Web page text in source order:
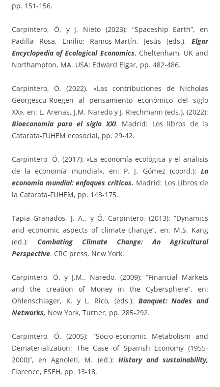
pp. 151-156.
Carpintero, Ó, y J. Nieto (2023): “Spaceship Earth”, en
Padilla Rosa, Emilio; Ramos-Martín, Jesús (eds.), Elgar
Encyclopedia of Ecological Economics, Cheltenham, UK and
Northampton, MA. USA: Edward Elgar, pp. 482-486.
Carpintero, Ó. (2022). «Las contribuciones de Nicholas
Georgescu-Roegen al pensamiento económico del siglo
XX», en: L. Arenas, J.M. Naredo y J. Riechmann (eds.), (2022):
Bioeconomía para el siglo XXI. Madrid: Los libros de la
Catarata-FUHEM ecosocial, pp. 29-42.
Carpintero, Ó, (2017): «La economía ecológica y el análisis
de la economía mundial», en: P. J. Gómez (coord.): La
economía mundial: enfoques críticos. Madrid: Los Libros de
la Catarata-FUHEM, pp. 143-175.
Tapia Granados, J. A., y Ó. Carpintero, (2013): “Dynamics
and economic aspects of climate change”, en: M.S. Kang
(ed.): Combating Climate Change: An Agricultural
Perspective. CRC press, New York.
Carpintero, Ó. y J.M.. Naredo, (2009): “Financial Markets
and the creation of Money in the Cybersphere”, en:
Ohlenschlager, K. y L. Rico, (eds.): Banquet: Nodes and
Networks, New York, Turner, pp. 285-292.
Carpintero, Ó. (2005): “Socio-economic Metabolism and
Dematerialization: The Case of Spainsh Economy (1955-
2000)”, en Agnoleti, M. (ed.): History and sustainability,
Florence, ESEH, pp. 13-18.